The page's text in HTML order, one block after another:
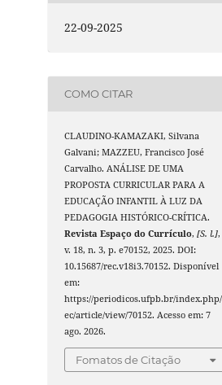
22-09-2025
COMO CITAR
CLAUDINO-KAMAZAKI, Silvana
Galvani; MAZZEU, Francisco José
Carvalho. ANÁLISE DE UMA
PROPOSTA CURRICULAR PARA A
EDUCAÇÃO INFANTIL À LUZ DA
PEDAGOGIA HISTÓRICO-CRÍTICA.
Revista Espaço do Currículo,[S. l.],
v. 18, n. 3, p. e70152, 2025. DOI:
10.15687/rec.v18i3.70152. Disponível
em:
https://periodicos.ufpb.br/
ec/article/view/70152. Acesso em: 7
ago. 2026.
Fomatos de Citação